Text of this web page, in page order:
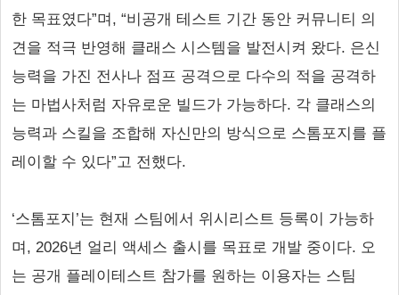
한 목표였다”며, “비공개 테스트 기간 동안 커뮤니티 의
견을 적극 반영해 클래스 시스템을 발전시켜 왔다. 은신
능력을 가진 전사나 점프 공격으로 다수의 적을 공격하
는 마법사처럼 자유로운 빌드가 가능하다. 각 클래스의
능력과 스킬을 조합해 자신만의 방식으로 스톰포지를 플
레이할 수 있다”고 전했다.
‘스톰포지’는 현재 스팀에서 위시리스트 등록이 가능하
며, 2026년 얼리 액세스 출시를 목표로 개발 중이다. 오
는 공개 플레이테스트 참가를 원하는 이용자는 스팀